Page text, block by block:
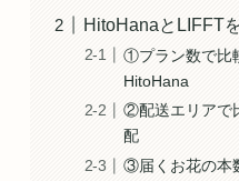
HitoHanaとLIFFT
①プラン数で比
HitoHana
②配送エリアで
配
③届くお花の本